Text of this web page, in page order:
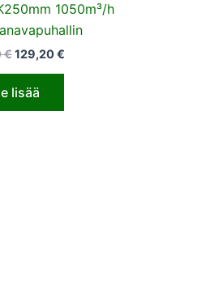
1050m³/h
€129,20€
lisää